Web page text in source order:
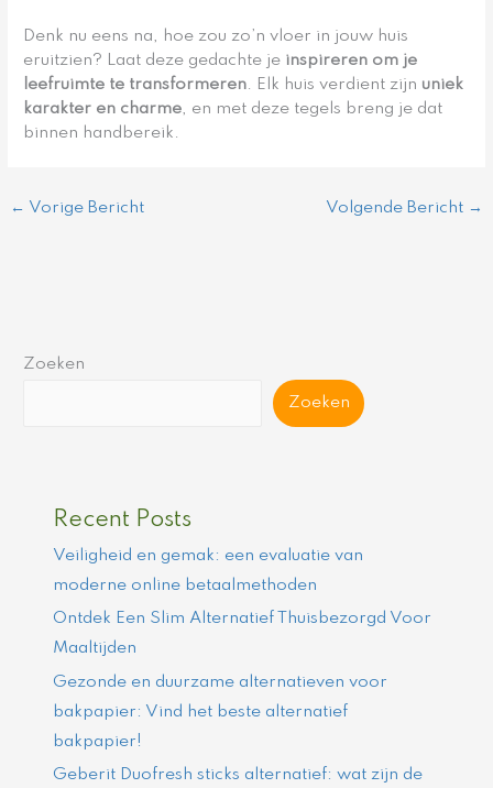
Denk nu eens na, hoe zou zo’n vloer in jouw huis
eruitzien? Laat deze gedachte je inspireren om je
leefruimte te transformeren. Elk huis verdient zijn uniek
karakter en charme, en met deze tegels breng je dat
binnen handbereik.
← Vorige Bericht Volgende Bericht →
Zoeken
Zoeken
Recent Posts
Veiligheid en gemak: een evaluatie van
moderne online betaalmethoden
Ontdek Een Slim Alternatief Thuisbezorgd Voor
Maaltijden
Gezonde en duurzame alternatieven voor
bakpapier: Vind het beste alternatief
bakpapier!
Geberit Duofresh sticks alternatief: wat zijn de